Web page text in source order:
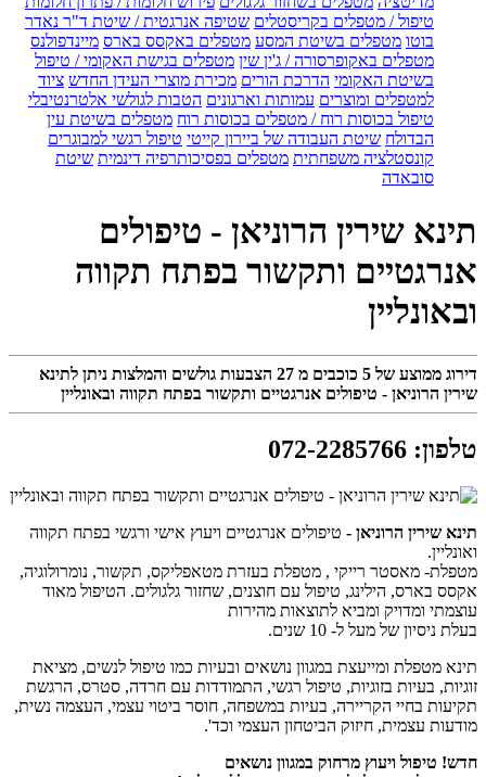
טיפול / מטפלים בקריסטלים שטיפה אנרגטית / שיטת ד"ר נאדר
בוטו מטפלים בשיטת המסע מטפלים באקסס בארס מיינדפולנס
מטפלים באקופרסורה / ג'ין שין מטפלים בגישת האקומי / טיפול
בשיטת האקומי הדרכת הורים מכירת מוצרי העידן החדש ציוד
למטפלים ומוצרים עמותות וארגונים הטבות לגולשי אלטרנטיבלי
טיפול בכוסות רוח / מטפלים בכוסות רוח מטפלים בשיטת עין
הבדולח שיטת העבודה של ביירון קייטי טיפול רגשי למבוגרים
קונסטלציה משפחתית מטפלים בפסיכותרפיה דינמית שיטת
סובאדה
תינא שירין הרוניאן - טיפולים
אנרגטיים ותקשור בפתח תקווה
ובאונליין
דירוג ממוצע של 5 כוכבים מ 27 הצבעות גולשים והמלצות ניתן לתינא
שירין הרוניאן - טיפולים אנרגטיים ותקשור בפתח תקווה ובאונליין
טלפון:
072-2285766
תינא שירין הרוניאן - טיפולים אנרגטיים ויעוץ אישי ורגשי בפתח תקווה
ואונליין.
מטפלת- מאסטר רייקי , מטפלת בעזרת מטאפליקס, תקשור, נומרולוגיה,
אקסס בארס, הילינג, טיפול עם חוצנים, שחזור גלגולים. הטיפול מאוד
עוצמתי ומדויק ומביא לתוצאות מהירות
בעלת ניסיון של מעל ל- 10 שנים.
תינא מטפלת ומייעצת במגוון נושאים ובעיות כמו טיפול לנשים, מציאת
זוגיות, בעיות בזוגיות, טיפול רגשי, התמודדות עם חרדה, סטרס, הרגשת
תקיעות בחיי הקריירה, בעיות במשפחה, חוסר ביטוי עצמי, העצמה נשית,
מודעות עצמית, חיזוק הביטחון העצמי וכד'.
חדש! טיפול ויעוץ מרחוק במגוון נושאים